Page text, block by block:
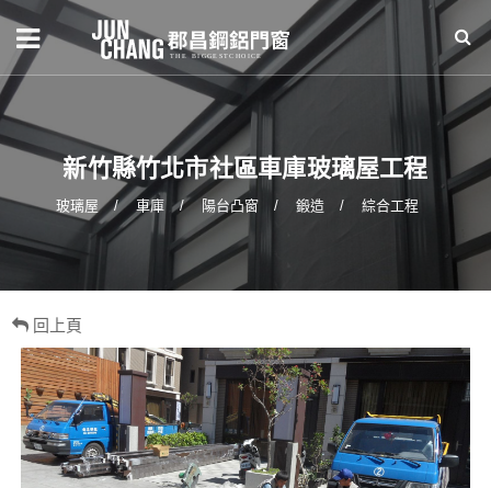
新竹縣竹北市社區車庫玻璃屋工程
玻璃屋 車庫 陽台凸窗 鍛造 綜合工程
回上頁